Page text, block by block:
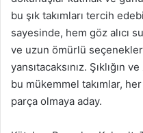
bu şık takımları tercih
sayesinde, hem göz alıcı
ve uzun ömürlü
yansıtacaksınız. Şıklığın
bu mükemmel takımlar,
parça olmaya aday.